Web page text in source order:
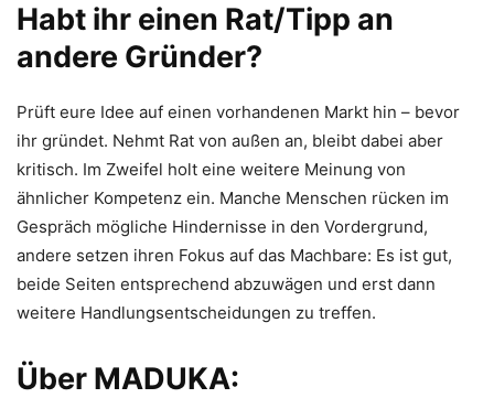
Habt ihr einen Rat/Tipp an
andere Gründer?
Prüft eure Idee auf einen vorhandenen Markt hin – bevor
ihr gründet. Nehmt Rat von außen an, bleibt dabei aber
kritisch. Im Zweifel holt eine weitere Meinung von
ähnlicher Kompetenz ein. Manche Menschen rücken im
Gespräch mögliche Hindernisse in den Vordergrund,
andere setzen ihren Fokus auf das Machbare: Es ist gut,
beide Seiten entsprechend abzuwägen und erst dann
weitere Handlungsentscheidungen zu treffen.
Über MADUKA: